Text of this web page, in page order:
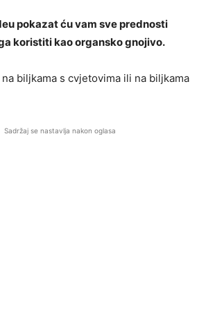
pokazat ću vam sve prednosti
koristiti kao organsko gnojivo.
biljkama s cvjetovima ili na biljkama
Sadržaj se nastavlja nakon oglasa